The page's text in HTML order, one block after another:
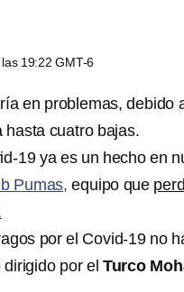
19:22 GMT-6
en problemas, debido
hasta cuatro bajas.
19 ya es un hecho en
Pumas, equipo que
por el Covid-19 no
por el Turco